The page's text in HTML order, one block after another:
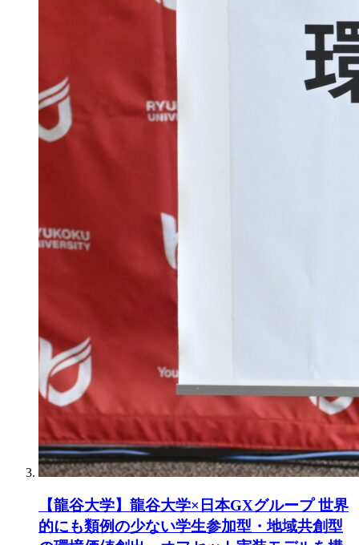
【龍谷大学】龍谷大学×日本GXグループ 世界
的にも類例の少ない学生参加型・地域共創型